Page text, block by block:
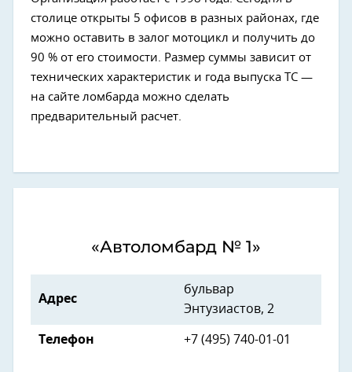
столице открыты 5 офисов в разных районах, где
можно оставить в залог мотоцикл и получить до
90 % от его стоимости. Размер суммы зависит от
технических характеристик и года выпуска ТС —
на сайте ломбарда можно сделать
предварительный расчет.
«Автоломбард № 1»
Адрес
бульвар
Энтузиастов, 2
Телефон +7 (495) 740-01-01